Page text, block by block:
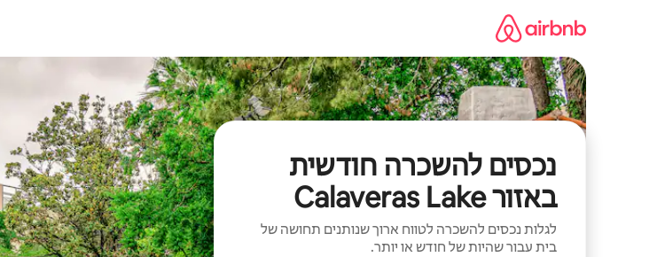
נכסים להשכרה חודשית
באזור Calaveras Lake
לגלות נכסים להשכרה לטווח ארוך שנותנים תחושה של
בית עבור שהיות של חודש או יותר.